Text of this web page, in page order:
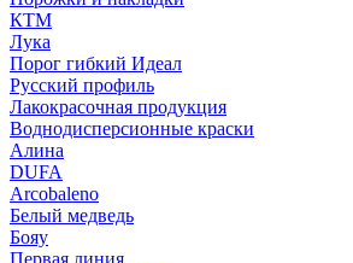
КТМ
Лука
Порог гибкий Идеал
Русский профиль
Лакокрасочная продукция
Воднодисперсионные краски
Алина
DUFA
Arcobaleno
Белый медведь
Бояу
Первая линия